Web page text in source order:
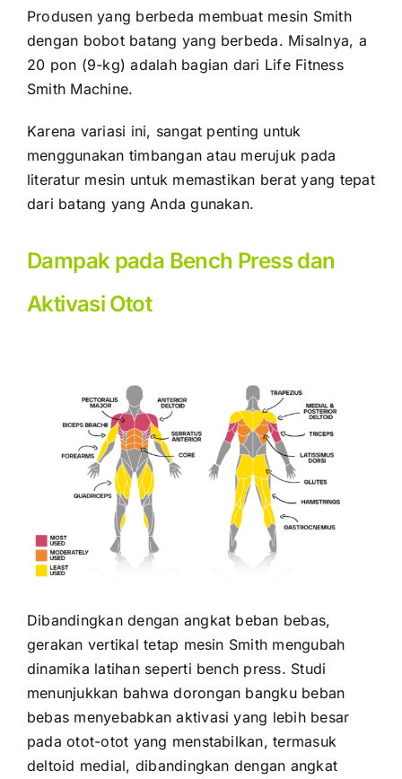
Produsen yang berbeda membuat mesin Smith
dengan bobot batang yang berbeda. Misalnya, a
20 pon (9-kg) adalah bagian dari Life Fitness
Smith Machine.
Karena variasi ini, sangat penting untuk
menggunakan timbangan atau merujuk pada
literatur mesin untuk memastikan berat yang tepat
dari batang yang Anda gunakan.
Dampak pada Bench Press dan
Aktivasi Otot
Dibandingkan dengan angkat beban bebas,
gerakan vertikal tetap mesin Smith mengubah
dinamika latihan seperti bench press. Studi
menunjukkan bahwa dorongan bangku beban
bebas menyebabkan aktivasi yang lebih besar
pada otot-otot yang menstabilkan, termasuk
deltoid medial, dibandingkan dengan angkat